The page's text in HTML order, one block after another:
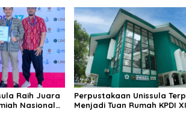
Raih Juara
Nasional
Perpustakaan Unissula
Menjadi Tuan Rumah KPDI